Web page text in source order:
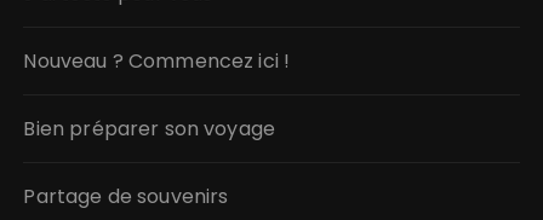
Nouveau ? Commencez ici !
Bien préparer son voyage
Partage de souvenirs